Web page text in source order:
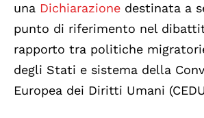
una Dichiarazione destinata a
punto di riferimento nel
rapporto tra politiche
degli Stati e sistema della
Europea dei Diritti Umani